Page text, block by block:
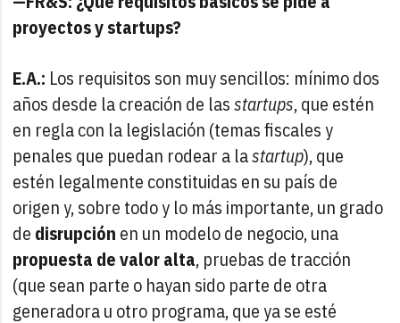
proyectos y startups?
E.A.: Los requisitos son muy sencillos: mínimo dos
años desde la creación de lasstartups, que estén
en regla con la legislación (temas fiscales y
penales que puedan rodear a lastartup), que
estén legalmente constituidas en su país de
origen y, sobre todo y lo más importante, un grado
de disrupción en un modelo de negocio, una
propuesta de valor alta, pruebas de tracción
(que sean parte o hayan sido parte de otra
generadora u otro programa, que ya se esté